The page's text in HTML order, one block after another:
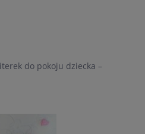
do pokoju dziecka –